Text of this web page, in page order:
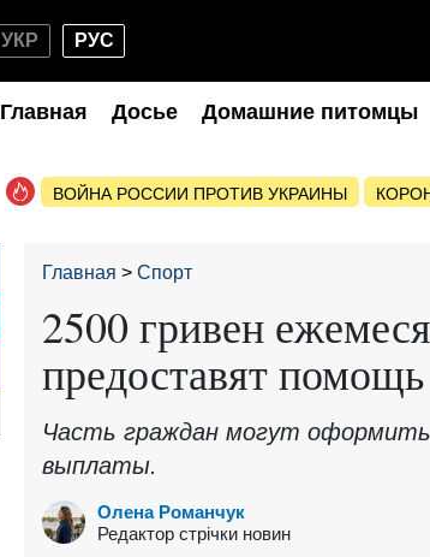
УКР РУС
Главная Досье Домашние питомцы
ВОЙНА РОССИИ ПРОТИВ УКРАИНЫ
Главная Спорт
2500 гривен
предоставят помощь
Часть граждан могут
выплаты.
Олена Романчук
Редактор стрічки новин